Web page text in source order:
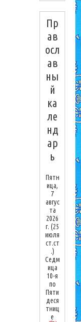
Пр
ав
осл
ав
ны
й
ка
ле
нд
ар
ь
Пятн
ица,
7
авгус
та
2026
г.(25
июля
ст.ст
.)
Седм
ица
10-я
по
Пяти
деся
тниц
е